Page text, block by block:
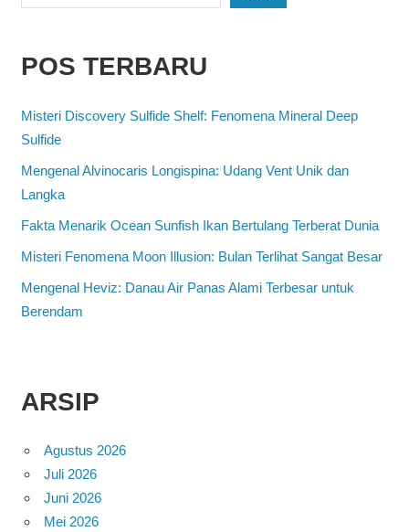
POS TERBARU
Misteri Discovery Sulfide Shelf: Fenomena Mineral Deep
Sulfide
Mengenal Alvinocaris Longispina: Udang Vent Unik dan
Langka
Fakta Menarik Ocean Sunfish Ikan Bertulang Terberat Dunia
Misteri Fenomena Moon Illusion: Bulan Terlihat Sangat Besar
Mengenal Heviz: Danau Air Panas Alami Terbesar untuk
Berendam
ARSIP
Agustus 2026
Juli 2026
Juni 2026
Mei 2026